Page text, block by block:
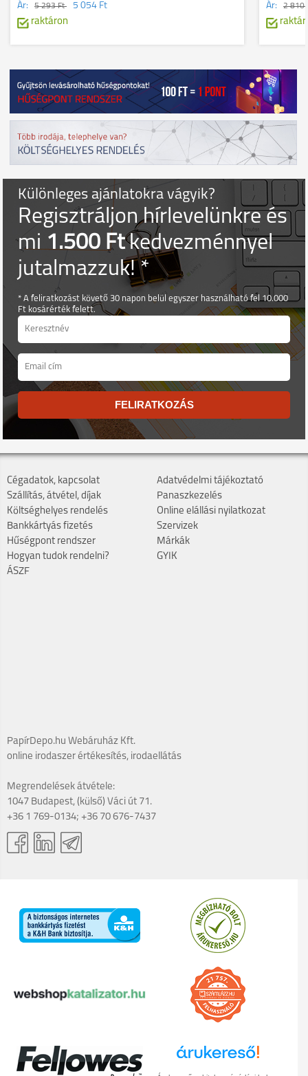
Ár: 5 293 Ft
5 054 Ft
raktáron
Ár: 2 810
Különleges ajánlatokra vágyik?
Regisztráljon hírlevelünkre és
mi1.500 Ftkedvezménnyel
jutalmazzuk! *
* A feliratkozást követő 30 napon belül egyszer használható fel 10.000
Ft kosárérték felett.
FELIRATKOZÁS
Cégadatok, kapcsolat
Szállítás, átvétel, díjak
Költséghelyes rendelés
Bankkártyás fizetés
Hűségpont rendszer
Hogyan tudok rendelni?
ÁSZF
Adatvédelmi tájékoztató
Panaszkezelés
Online elállási nyilatkozat
Szervizek
Márkák
GYIK
PapírDepo.hu Webáruház Kft.
online irodaszer értékesítés, irodaellátás
Megrendelések átvétele:
1047 Budapest, (külső) Váci út 71.
+36 1 769-0134; +36 70 676-7437